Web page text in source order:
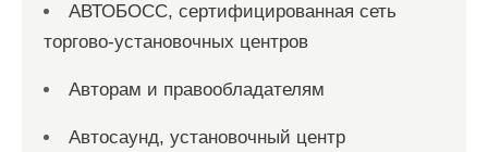
АВТОБОСС, сертифицированная сеть
торгово-установочных центров
Авторам и правообладателям
Автосаунд, установочный центр